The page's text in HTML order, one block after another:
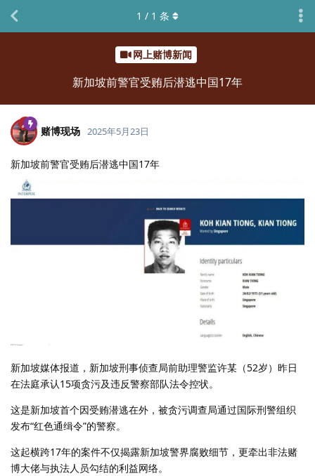
网上赌博新闻
新加坡前警官受贿后潜逃中国17年
1 / 1 条
赌博现场 2025年5月23日
新加坡前警官受贿后潜逃中国17年
新加坡媒体报道，新加坡刑事侦查局前助理警监许某（52岁）昨日
在法庭承认15项贪污及违反警察部队法令控状。
这是新加坡首个因受贿潜逃在外，被贪污调查局通过国际刑警组织
发布“红色通缉令”的警察。
这起横跨17年的案件不仅揭露新加坡警界腐败细节，更牵出非法赌
博大佬与执法人员勾结的利益网络。